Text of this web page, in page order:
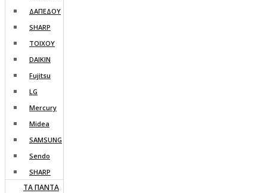
ΔΑΠΕΔΟΥ
SHARP
ΤΟΙΧΟΥ
DAIKIN
Fujitsu
LG
Mercury
Midea
SAMSUNG
Sendo
SHARP
ΤΑ ΠΑΝΤΑ